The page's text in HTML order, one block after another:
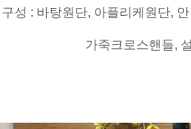
구성 : 바탕원단, 아플리케원단,
가죽크로스핸들,